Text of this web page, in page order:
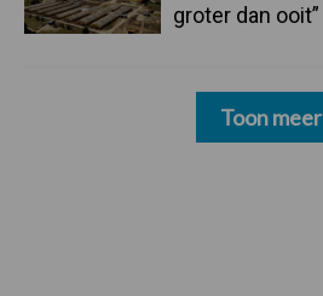
groter dan ooit”
Toon meer